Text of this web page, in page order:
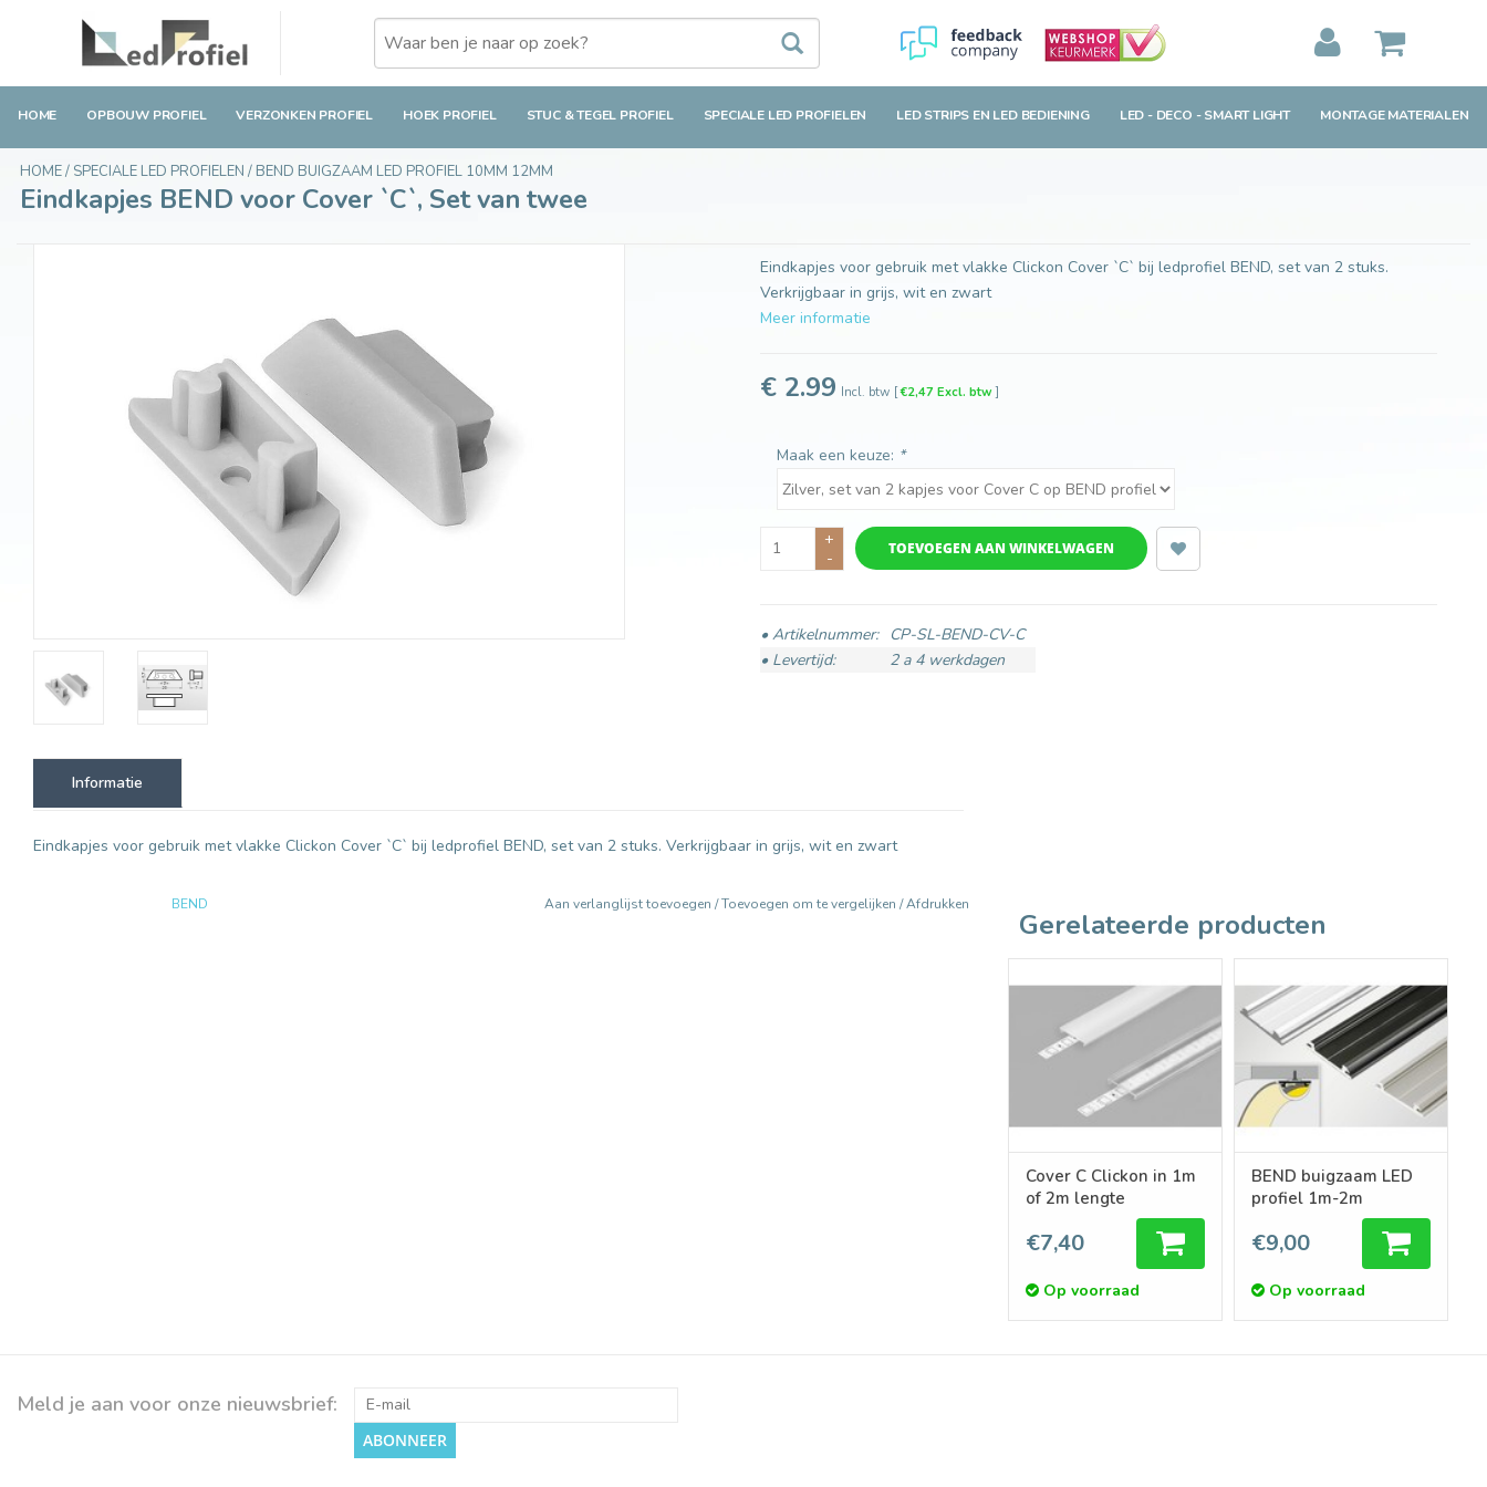
HOME OPBOUW PROFIEL VERZONKEN PROFIEL HOEK PROFIEL STUC & TEGEL PROFIEL SPECIALE LED PROFIELEN LED STRIPS EN LED BEDIENING LED - DECO - SMART LIGHT MONTAGE MATERIALEN
Eindkapjes BEND voor Cover `C`, Set van twee
HOME/ SPECIALE LED PROFIELEN / BEND BUIGZAAM LED PROFIEL 10MM 12MM
Eindkapjes BEND voor Cover `C`, Set van twee
Eindkapjes voor gebruik met vlakke Clickon Cover `C` bij ledprofiel BEND, set van 2 stuks.
Verkrijgbaar in grijs, wit en zwart
Meer informatie
€ 2.99 Incl. btw [€2,47 Excl. btw]
Maak een keuze: *
+
-
TOEVOEGEN AAN WINKELWAGEN
• Artikelnummer:
CP-SL-BEND-CV-C
• Levertijd:
2 a 4 werkdagen
Informatie
Eindkapjes voor gebruik met vlakke Clickon Cover `C` bij ledprofiel BEND, set van 2 stuks. Verkrijgbaar in grijs, wit en zwart
Gerelateerde producten
Cover C Clickon in 1m
of 2m lengte
€7,40
Op voorraad
BEND buigzaam LED
profiel 1m-2m
€9,00
Op voorraad
BEND Aan verlanglijst toevoegen /Toevoegen om te vergelijken /Afdrukken
Meld je aan voor onze nieuwsbrief:
ABONNEER